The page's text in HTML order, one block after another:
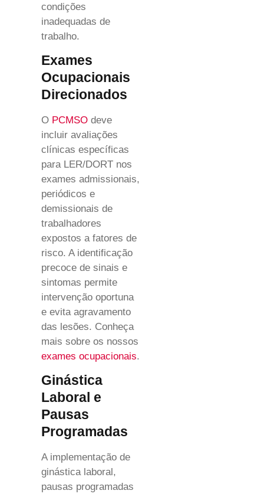
condições
inadequadas de
trabalho.
Exames
Ocupacionais
Direcionados
O PCMSO deve
incluir avaliações
clínicas específicas
para LER/DORT nos
exames admissionais,
periódicos e
demissionais de
trabalhadores
expostos a fatores de
risco. A identificação
precoce de sinais e
sintomas permite
intervenção oportuna
e evita agravamento
das lesões. Conheça
mais sobre os nossos
exames ocupacionais.
Ginástica
Laboral e
Pausas
Programadas
A implementação de
ginástica laboral,
pausas programadas